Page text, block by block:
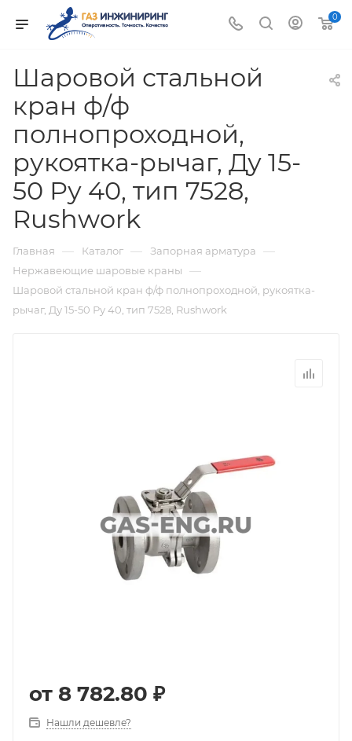
0
Шаровой стальной
кран ф/ф
полнопроходной,
рукоятка-рычаг, Ду 15-
50 Ру 40, тип 7528,
Rushwork
Главная — Каталог — Запорная арматура —
Нержавеющие шаровые краны —
Шаровой стальной кран ф/ф полнопроходной, рукоятка-
рычаг, Ду 15-50 Ру 40, тип 7528, Rushwork
от 8 782.80 ₽
Нашли дешевле?